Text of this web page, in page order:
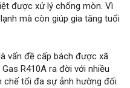
được xử lý chống mòn. Vì
mà còn giúp gia tăng tuổi
vấn đề cấp bách được xã
R410A ra đời với nhiều
chế tối đa sự ảnh hường đối